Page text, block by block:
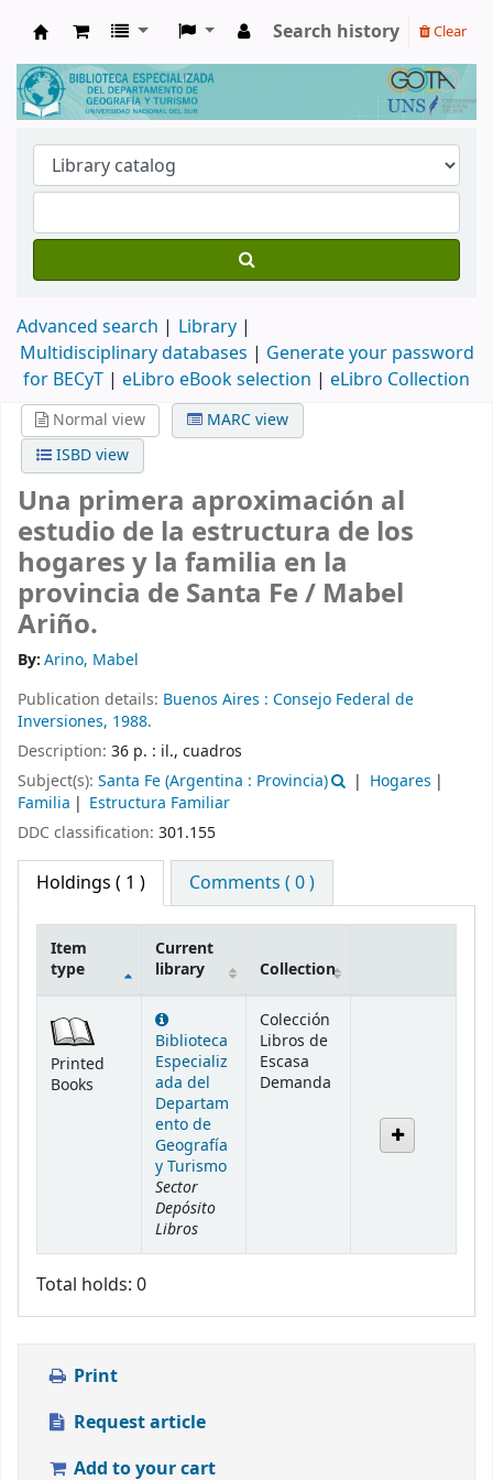
Biblioteca de Geografía y Turismo
Search history Clear
Advanced search
Library
Multidisciplinary databases | Generate your password
for BECyT | eLibro eBook selection | eLibro Collection
Normal view
MARC view
ISBD view
Una primera aproximación al
estudio de la estructura de los
hogares y la familia en la
provincia de Santa Fe / Mabel
Ariño.
By:Arino, Mabel
Publication details: Buenos Aires : Consejo Federal de
Inversiones, 1988.
Description: 36 p. : il., cuadros
Subject(s): Santa Fe (Argentina : Provincia)
Hogares
Familia
Estructura Familiar
DDC classification: 301.155
Holdings ( 1 ) Comments ( 0 )
Item
type
Current
library
Collection
Printed
Books
Biblioteca
Especializ
ada del
Departam
ento de
Geografía
y Turismo
Sector
Depósito
Libros
Colección
Libros de
Escasa
Demanda
Total holds: 0
Print
Request article
Add to your cart